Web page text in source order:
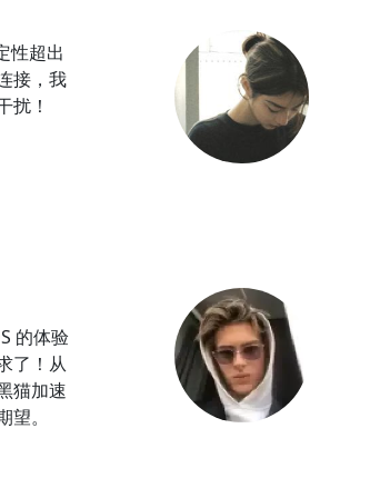
性超出
接，我
扰！
的体验
了！从
猫加速
。